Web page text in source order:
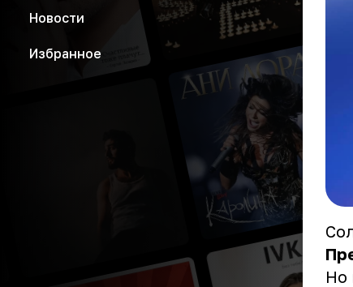
Новости
Избранное
Но